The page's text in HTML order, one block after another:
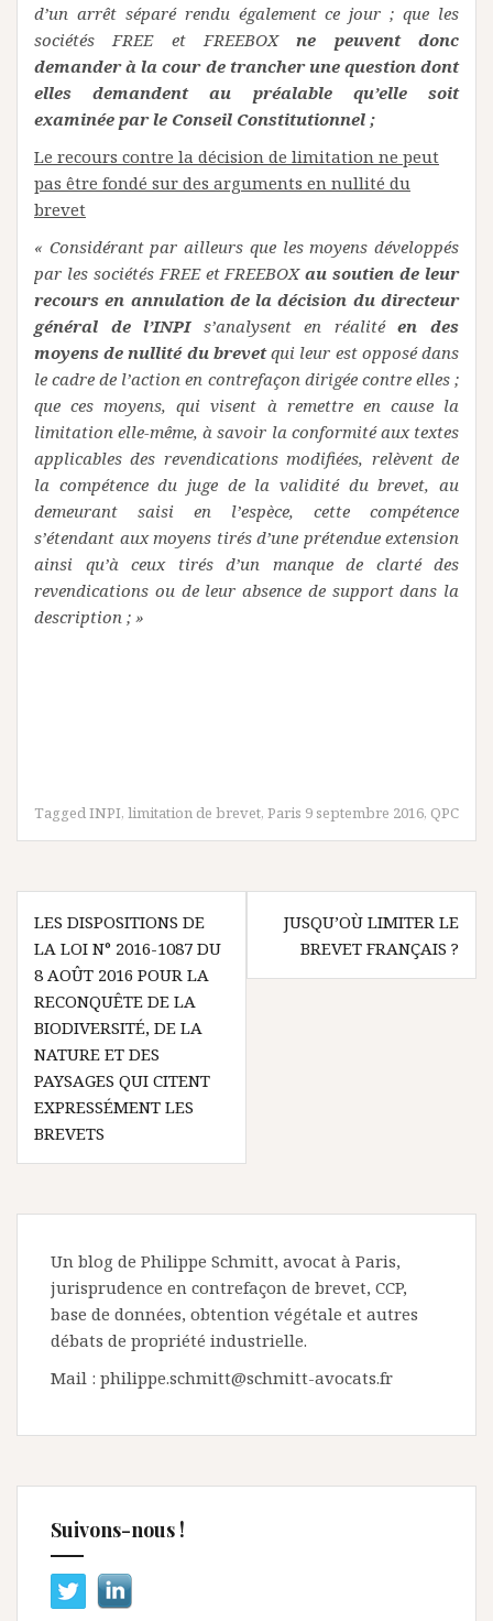
d’un arrêt séparé rendu également ce jour ; que les
sociétés FREE et FREEBOX ne peuvent donc
demander à la cour de trancher une question dont
elles demandent au préalable qu’elle soit
examinée par le Conseil Constitutionnel ;
Le recours contre la décision de limitation ne peut
pas être fondé sur des arguments en nullité du
brevet
« Considérant par ailleurs que les moyens développés
par les sociétés FREE et FREEBOXau soutien de leur
recours en annulation de la décision du directeur
général de l’INPIs’analysent en réalitéen des
moyens de nullité du brevetqui leur est opposé dans
le cadre de l’action en contrefaçon dirigée contre elles ;
que ces moyens, qui visent à remettre en cause la
limitation elle-même, à savoir la conformité aux textes
applicables des revendications modifiées, relèvent de
la compétence du juge de la validité du brevet, au
demeurant saisi en l’espèce, cette compétence
s’étendant aux moyens tirés d’une prétendue extension
ainsi qu’à ceux tirés d’un manque de clarté des
revendications ou de leur absence de support dans la
description ; »
TaggedINPI, limitation de brevet, Paris 9 septembre 2016, QPC
Navigation
de
l’article
LES DISPOSITIONS DE
LA LOI N° 2016-1087 DU
8 AOÛT 2016 POUR LA
RECONQUÊTE DE LA
BIODIVERSITÉ, DE LA
NATURE ET DES
PAYSAGES QUI CITENT
EXPRESSÉMENT LES
BREVETS
JUSQU’OÙ LIMITER LE
BREVET FRANÇAIS ?
Un blog de Philippe Schmitt, avocat à Paris,
jurisprudence en contrefaçon de brevet, CCP,
base de données, obtention végétale et autres
débats de propriété industrielle.
Mail : philippe.schmitt@schmitt-avocats.fr
Suivons-nous !